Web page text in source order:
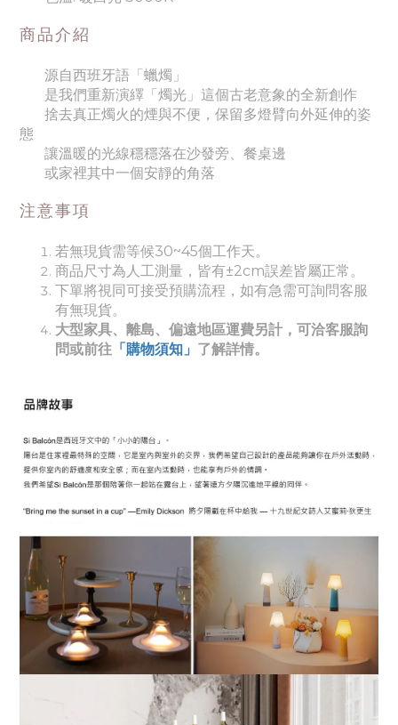
商品介紹
源自西班牙語「蠟燭」
是我們重新演繹「燭光」這個古老意象的全新創作
捨去真正燭火的煙與不便，保留多燈臂向外延伸的姿
態
讓溫暖的光線穩穩落在沙發旁、餐桌邊
或家裡其中一個安靜的角落
注意事項
若無現貨需等候30~45個工作天。
商品尺寸為人工測量，皆有±2cm誤差皆屬正常。
下單將視同可接受預購流程，如有急需可詢問客服
有無現貨。
大型家具、離島、偏遠地區運費另計，可洽客服詢
問或前往 「購物須知」 了解詳情。